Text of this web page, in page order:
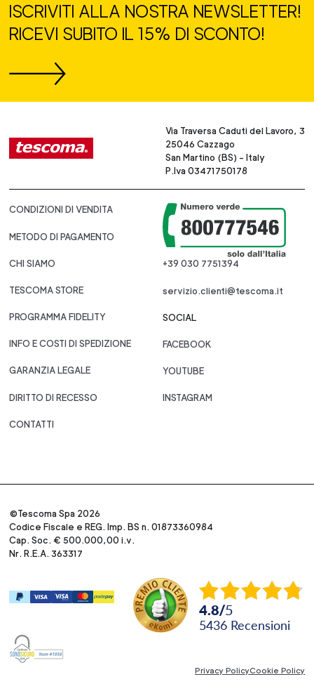
ISCRIVITI ALLA NOSTRA NEWSLETTER!
RICEVI SUBITO IL 15% DI SCONTO!
Via Traversa Caduti del Lavoro, 3
25046 Cazzago
San Martino (BS) - Italy
P.Iva 03471750178
CONDIZIONI DI VENDITA
METODO DI PAGAMENTO
CHI SIAMO
TESCOMA STORE
PROGRAMMA FIDELITY
INFO E COSTI DI SPEDIZIONE
GARANZIA LEGALE
DIRITTO DI RECESSO
CONTATTI
+39 030 7751394
servizio.clienti@tescoma.it
SOCIAL
FACEBOOK
YOUTUBE
INSTAGRAM
©Tescoma Spa 2026
Codice Fiscale e REG. Imp. BS n. 01873360984
Cap. Soc. € 500.000,00 i.v.
Nr. R.E.A. 363317
4.8/5
5436 recensioni
Privacy PolicyCookie Policy